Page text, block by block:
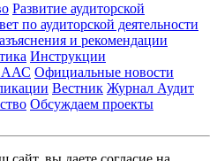
Развитие аудиторской
по аудиторской деятельности
и рекомендации
Инструкции
ААС Официальные новости
Вестник Журнал Аудит
Обсуждаем проекты